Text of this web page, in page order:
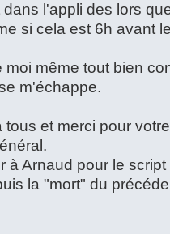
l'appli des lors
si cela est 6h avant
moi même tout bien
m'échappe.
tous et merci pour
à Arnaud pour le
la "mort" du